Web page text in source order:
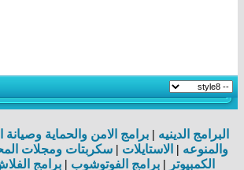
البرامج الدينيه | برامج الامن والحماية وصيانة
والمنوعه | الاستايلات | سكربتات ومجلات
الكمبيوتر |برامج الفوتوشوب |برامج